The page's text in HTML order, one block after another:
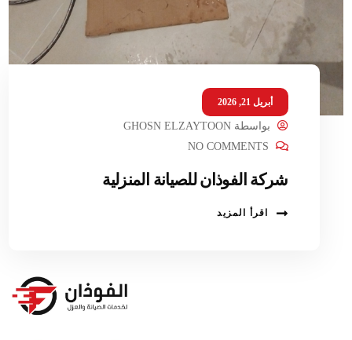
أبريل 21, 2026
بواسطةGHOSN ELZAYTOON
NO COMMENTS
شركة الفوذان للصيانة المنزلية
اقرأ المزيد